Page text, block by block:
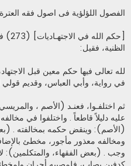
الفصول اللؤلؤية فى اصول فقه العترة
الظنية، فقيل:
لله تعالى فيها حكم معين قبل
في رواية، وأبي العباس، وقديم قولي
ثم اختلفـوا، فعنـد (الأصم ،
عليه دليلاً قاطعاً . واختلفوا في
(الأصم): وينقض حكمه بمخالفته .
ومخالفه معذور مأجور، مخطئ
وجب . (بعض الفقهاء، والمتكلمين):